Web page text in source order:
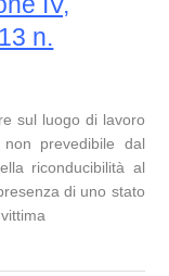
n.
sul luogo di lavoro
prevedibile dal
riconducibilità al
di uno stato